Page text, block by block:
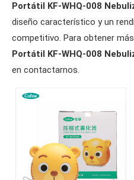
Portátil KF-WHQ-008
diseño característico y un
competitivo. Para obtener
Portátil KF-WHQ-008
en contactarnos.